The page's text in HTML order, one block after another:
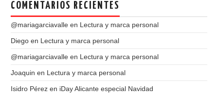
COMENTARIOS RECIENTES
@mariagarciavalle en Lectura y marca personal
Diego en Lectura y marca personal
@mariagarciavalle en Lectura y marca personal
Joaquin en Lectura y marca personal
Isidro Pérez en iDay Alicante especial Navidad